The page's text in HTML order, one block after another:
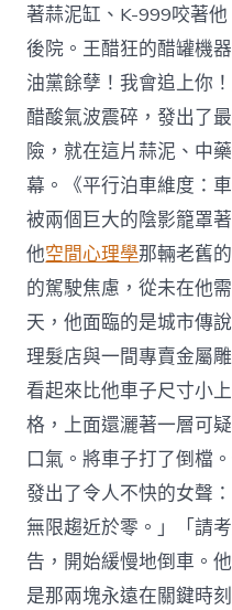
著蒜泥缸、K-999咬著
後院。王醋狂的醋罐機
油黨餘孽！我會追上你
醋酸氣波震碎，發出了
險，就在這片蒜泥、中
幕。《平行泊車維度：
被兩個巨大的陰影籠罩
他空間心理學那輛老舊
的駕駛焦慮，從未在他
天，他面臨的是城市傳
理髮店與一間專賣金屬
看起來比他車子尺寸小上
格，上面還灑著一層可
口氣。將車子打了倒檔
發出了令人不快的女聲
無限趨近於零。」「請
告，開始緩慢地倒車。
是那兩塊永遠在關鍵時